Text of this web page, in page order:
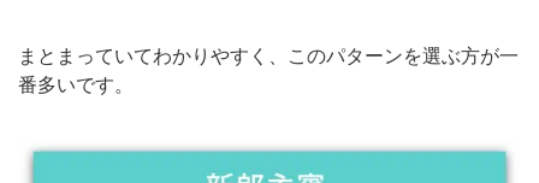
まとまっていてわかりやすく、このパターンを選ぶ方が一
番多いです。